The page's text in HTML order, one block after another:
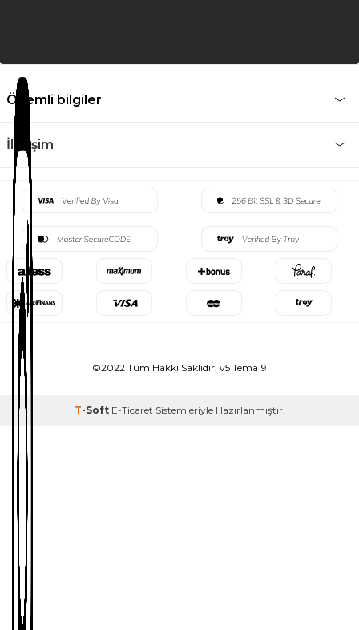
Önemli bilgiler
İletişim
©2022 Tüm Hakkı Saklıdır. v5 Tema19
T-Soft E-Ticaret Sistemleriyle Hazırlanmıştır.